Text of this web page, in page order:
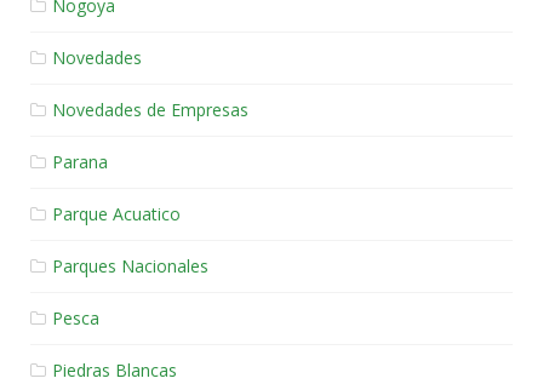
Nogoya
Novedades
Novedades de Empresas
Parana
Parque Acuatico
Parques Nacionales
Pesca
Piedras Blancas